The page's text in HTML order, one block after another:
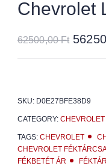
Chevrolet
62500,00Ft
SKU: D0E27BFE38D9
CATEGORY:
TAGS: CHEVROLET
CHEVROLET
FÉKBETÉT ÁR